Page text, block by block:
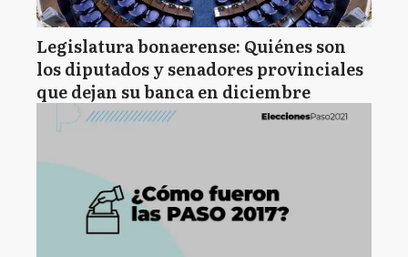
Legislatura bonaerense: Quiénes son
los diputados y senadores provinciales
que dejan su banca en diciembre